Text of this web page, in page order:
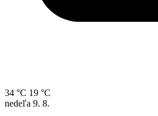
34 °C 19 °C
nedeľa 9. 8.